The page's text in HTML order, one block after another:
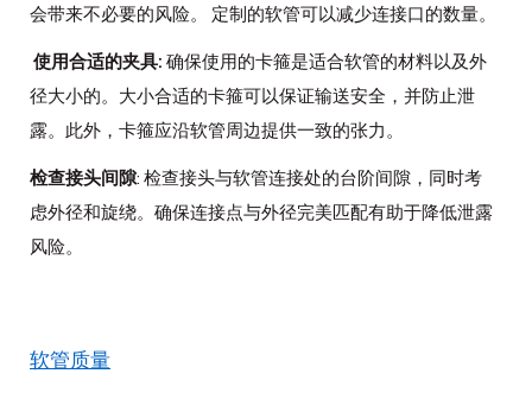
会带来不必要的风险。 定制的软管可以减少连接口的数量。
使用合适的夹具: 确保使用的卡箍是适合软管的材料以及外
径大小的。大小合适的卡箍可以保证输送安全，并防止泄
露。此外，卡箍应沿软管周边提供一致的张力。
检查接头间隙: 检查接头与软管连接处的台阶间隙，同时考
虑外径和旋绕。确保连接点与外径完美匹配有助于降低泄露
风险。
软管质量